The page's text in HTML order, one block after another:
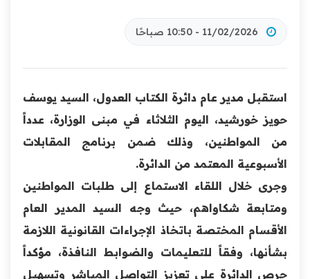
11/02/2026 - 10:50 صباحًا
استقبل مدير عام دائرة الكتاب العدول، السيد يوسف
حويز خورشيد، اليوم الثلاثاء في مبنى الوزارة، عدداً
من المواطنين، وذلك ضمن برنامج المقابلات
الأسبوعية المعتمد من الدائرة.
وجرى خلال اللقاء الاستماع إلى طلبات المواطنين
ومتابعة شكاواهم، حيث وجه السيد المدير العام
الأقسام المختصة باتخاذ الإجراءات القانونية اللازمة
بشأنها، وفقاً للتعليمات والضوابط النافذة، مؤكداً
حرص الدائرة على تعزيز التواصل المباشر وتسهيل